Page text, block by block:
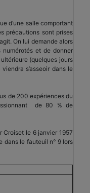
d’une salle comportant
précautions sont prises
On lui demande alors
et de donner
(quelques jours
s’asseoir dans le
de 200 expériences du
de 80 % de
Croiset le 6 janvier 1957
dans le fauteuil n° 9 lors